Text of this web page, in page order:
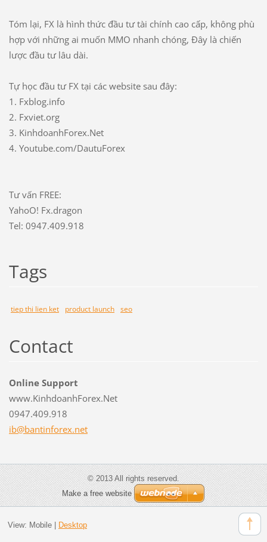
Tóm lại, FX là hình thức đầu tư tài chính cao cấp, không phù
hợp với những ai muốn MMO nhanh chóng, Đây là chiến
lược đầu tư lâu dài.
Tự học đầu tư FX tại các website sau đây:
1. Fxblog.info
2. Fxviet.org
3. KinhdoanhForex.Net
4. Youtube.com/DautuForex
Tư vấn FREE:
YahoO! Fx.dragon
Tel: 0947.409.918
Tags
tiep thi lien ket product launch seo
Contact
Online Support
www.KinhdoanhForex.Net
0947.409.918
ib@bantinforex.net
© 2013 All rights reserved.
Make a free website
View: Mobile| Desktop